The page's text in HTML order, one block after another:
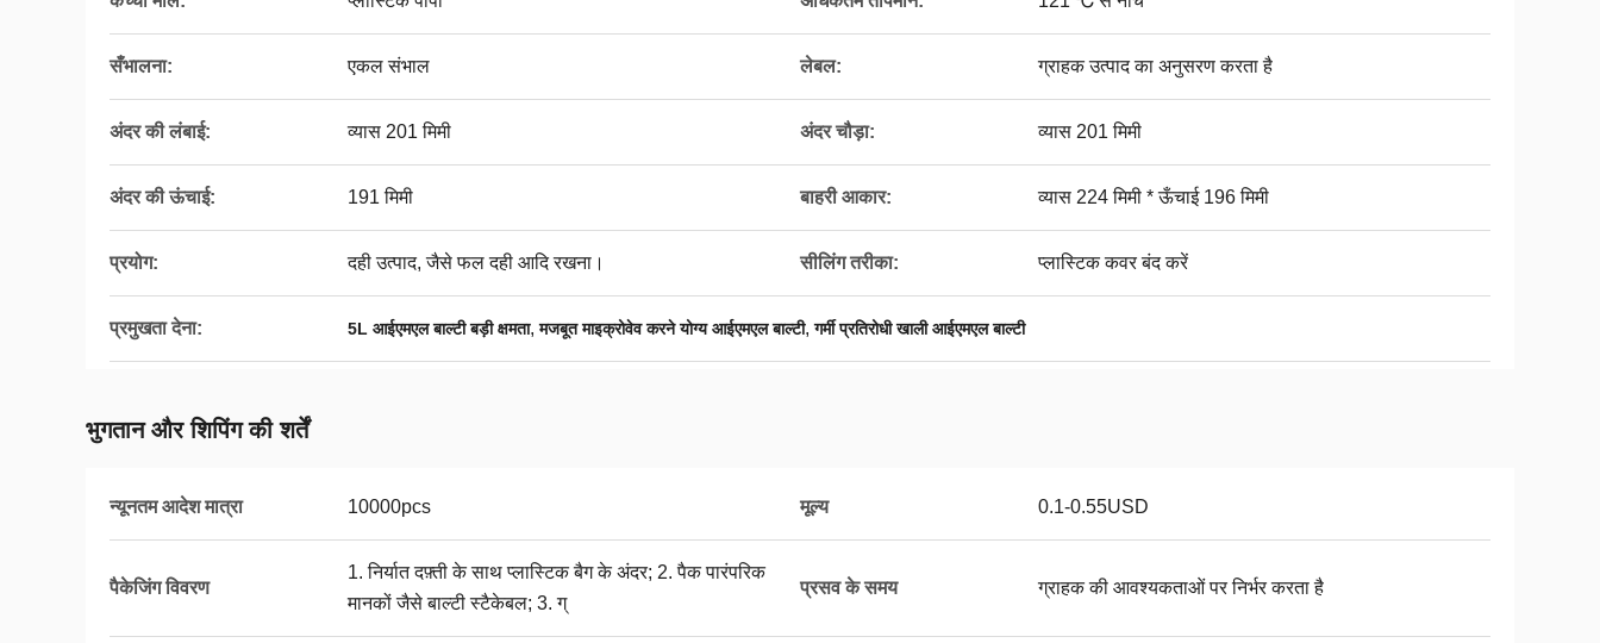
सँभालना: एकल संभाल लेबल: ग्राहक उत्पाद का अनुसरण करता है
अंदर की लंबाई: व्यास 201 मिमी अंदर चौड़ा: व्यास 201 मिमी
अंदर की ऊंचाई: 191 मिमी बाहरी आकार: व्यास 224 मिमी * ऊँचाई 196 मिमी
प्रयोग: दही उत्पाद, जैसे फल दही आदि रखना। सीलिंग तरीका: प्लास्टिक कवर बंद करें
प्रमुखता देना: 5L आईएमएल बाल्टी बड़ी क्षमता,मजबूत माइक्रोवेव करने योग्य आईएमएल बाल्टी,गर्मी प्रतिरोधी खाली आईएमएल बाल्टी
भुगतान और शिपिंग की शर्तें
न्यूनतम आदेश मात्रा 10000pcs मूल्य 0.1-0.55USD
पैकेजिंग विवरण
1. निर्यात दफ़्ती के साथ प्लास्टिक बैग के अंदर; 2. पैक पारंपरिक
मानकों जैसे बाल्टी स्टैकेबल; 3. ग्
प्रसव के समय ग्राहक की आवश्यकताओं पर निर्भर करता है